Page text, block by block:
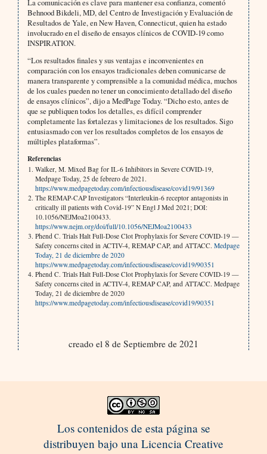
La comunicación es clave para mantener esa confianza, comentó
Behnood Bikdeli, MD, del Centro de Investigación y Evaluación de
Resultados de Yale, en New Haven, Connecticut, quien ha estado
involucrado en el diseño de ensayos clínicos de COVID-19 como
INSPIRATION.
“Los resultados finales y sus ventajas e inconvenientes en
comparación con los ensayos tradicionales deben comunicarse de
manera transparente y comprensible a la comunidad médica, muchos
de los cuales pueden no tener un conocimiento detallado del diseño
de ensayos clínicos”, dijo a MedPage Today. “Dicho esto, antes de
que se publiquen todos los detalles, es difícil comprender
completamente las fortalezas y limitaciones de los resultados. Sigo
entusiasmado con ver los resultados completos de los ensayos de
múltiples plataformas”.
Referencias
Walker, M. Mixed Bag for IL-6 Inhibitors in Severe COVID-19,
Medpage Today, 25 de febrero de 2021.
https://www.medpagetoday.com/infectiousdisease/covid19/91369
The REMAP-CAP Investigators “Interleukin-6 receptor antagonists in
critically ill patients with Covid-19” N Engl J Med 2021; DOI:
10.1056/NEJMoa2100433.
https://www.nejm.org/doi/full/10.1056/NEJMoa2100433
Phend C. Trials Halt Full-Dose Clot Prophylaxis for Severe COVID-19 —
Safety concerns cited in ACTIV-4, REMAP CAP, and ATTACC. Medpage
Today, 21 de diciembre de 2020
https://www.medpagetoday.com/infectiousdisease/covid19/90351
Phend C. Trials Halt Full-Dose Clot Prophylaxis for Severe COVID-19 —
Safety concerns cited in ACTIV-4, REMAP CAP, and ATTACC. Medpage
Today, 21 de diciembre de 2020
https://www.medpagetoday.com/infectiousdisease/covid19/90351
creado el 8 de Septiembre de 2021
Los contenidos de esta página se
distribuyen bajo una Licencia Creative